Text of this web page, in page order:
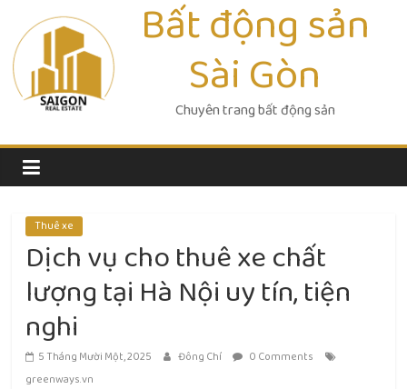
content
Bất động sản
Sài Gòn
Chuyên trang bất động sản
Thuê xe
Dịch vụ cho thuê xe chất
lượng tại Hà Nội uy tín, tiện
nghi
5 Tháng Mười Một, 2025 Đông Chí
0 Comments
greenways.vn